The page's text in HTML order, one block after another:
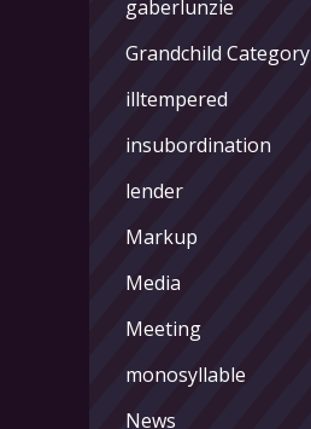
gaberlunzie
Grandchild Category
illtempered
insubordination
lender
Markup
Media
Meeting
monosyllable
News